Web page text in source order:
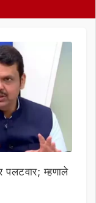
पलटवार; म्हणाले